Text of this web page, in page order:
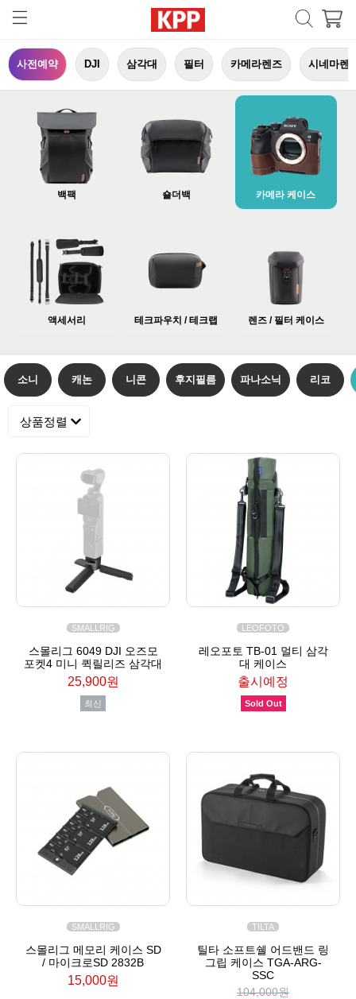
사전예약 DJI 삼각대 필터 카메라렌즈 시네마렌
백팩 숄더백 카메라 케이스
액세서리 테크파우치 / 테크랩 렌즈 / 필터 케이스
소니 캐논 니콘 후지필름 파나소닉 리코
상품정렬
SMALLRIG
스몰리그 6049 DJI 오즈모
포켓4 미니 퀵릴리즈 삼각대
25,900원
최신
LEOFOTO
레오포토 TB-01 멀티 삼각
대 케이스
출시예정
Sold Out
SMALLRIG
스몰리그 메모리 케이스 SD
/ 마이크로SD 2832B
15,000원
TILTA
틸타 소프트쉘 어드밴드 링
그립 케이스 TGA-ARG-
SSC
104,000원